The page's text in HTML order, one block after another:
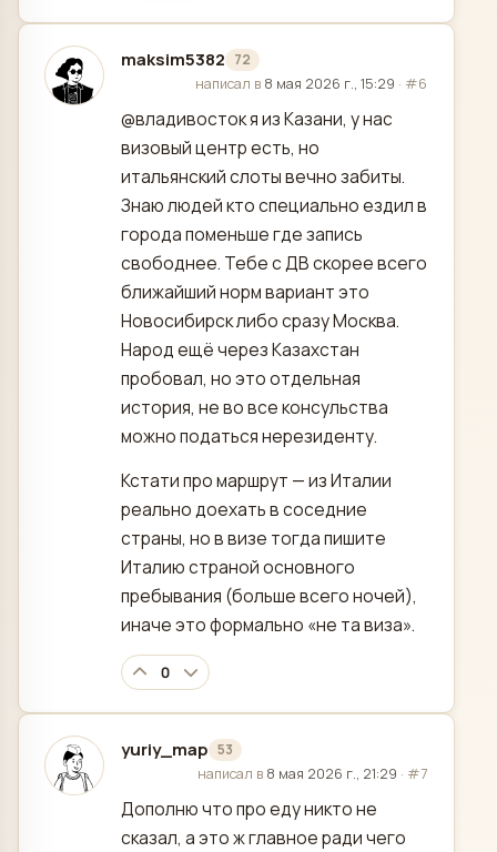
maksim5382 72
отредактировано
написал в 8 мая 2026 г., 15:29 · #6
@владивосток я из Казани, у нас
визовый центр есть, но
итальянский слоты вечно забиты.
Знаю людей кто специально ездил в
города поменьше где запись
свободнее. Тебе с ДВ скорее всего
ближайший норм вариант это
Новосибирск либо сразу Москва.
Народ ещё через Казахстан
пробовал, но это отдельная
история, не во все консульства
можно податься нерезиденту.
Кстати про маршрут — из Италии
реально доехать в соседние
страны, но в визе тогда пишите
Италию страной основного
пребывания (больше всего ночей),
иначе это формально «не та виза».
0
yuriy_map 53
отредактировано
написал в 8 мая 2026 г., 21:29 · #7
Дополню что про еду никто не
сказал, а это ж главное ради чего